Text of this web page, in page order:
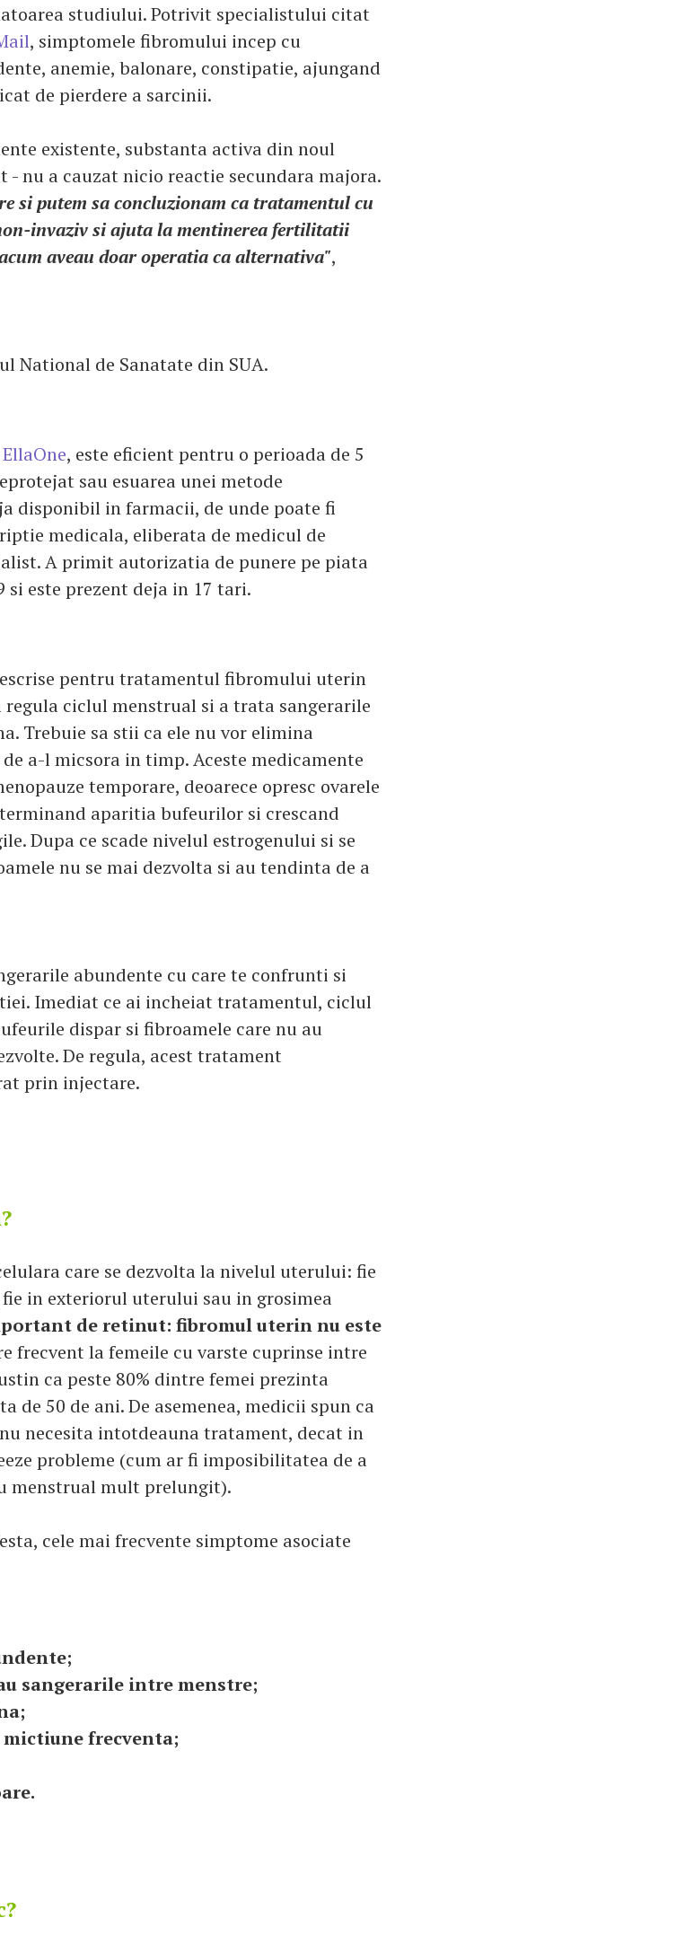
studiului. Potrivit specialistului citat
, simptomele fibromului incep cu
anemie, balonare, constipatie, ajungand
de pierdere a sarcinii.
existente, substanta activa din noul
nu a cauzat nicio reactie secundara majora.
si putem sa concluzionam ca tratamentul cu
invaziv si ajuta la mentinerea fertilitatii
aveau doar operatia ca alternativa",
National de Sanatate din SUA.
EllaOne, este eficient pentru o perioada de 5
sau esuarea unei metode
disponibil in farmacii, de unde poate fi
medicala, eliberata de medicul de
A primit autorizatia de punere pe piata
si este prezent deja in 17 tari.
pentru tratamentul fibromului uterin
ciclul menstrual si a trata sangerarile
Trebuie sa stii ca ele nu vor elimina
a-l micsora in timp. Aceste medicamente
temporare, deoarece opresc ovarele
aparitia bufeurilor si crescand
Dupa ce scade nivelul estrogenului si se
nu se mai dezvolta si au tendinta de a
abundente cu care te confrunti si
Imediat ce ai incheiat tratamentul, ciclul
dispar si fibroamele care nu au
De regula, acest tratament
prin injectare.
care se dezvolta la nivelul uterului: fie
in exteriorul uterului sau in grosimea
de retinut: fibromul uterin nu este
frecvent la femeile cu varste cuprinse intre
ca peste 80% dintre femei prezinta
de 50 de ani. De asemenea, medicii spun ca
necesita intotdeauna tratament, decat in
probleme (cum ar fi imposibilitatea de a
menstrual mult prelungit).
cele mai frecvente simptome asociate
sangerarile intre menstre;
frecventa;